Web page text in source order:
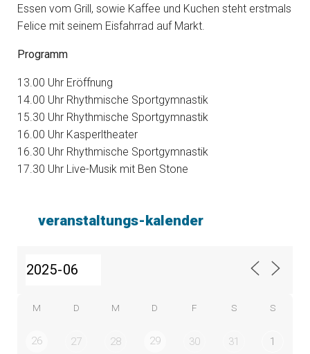
Essen vom Grill, sowie Kaffee und Kuchen steht erstmals
Felice mit seinem Eisfahrrad auf Markt.
Programm
13.00 Uhr Eröffnung
14.00 Uhr Rhythmische Sportgymnastik
15.30 Uhr Rhythmische Sportgymnastik
16.00 Uhr Kasperltheater
16.30 Uhr Rhythmische Sportgymnastik
17.30 Uhr Live-Musik mit Ben Stone
veranstaltungs-kalender
M D M D F S S
26 27 28 29 30 31 1